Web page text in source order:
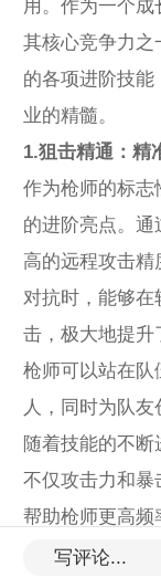
用。作为一个
其核心竞争力之
的各项进阶技
业的精髓。
1.狙击精通：精
作为枪师的标志
的进阶亮点。
高的远程攻击精
对抗时，能够在
击，极大地提升
枪师可以站在队
人，同时为队友
随着技能的不断
不仅攻击力和暴
帮助枪师更高频
动。写评论...